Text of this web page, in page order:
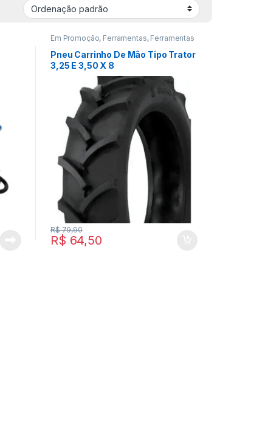
Em Promoção, Ferramentas, Ferramentas
de Transporte
Pneu Carrinho De Mão Tipo Trator
3,25 E 3,50 X 8
R$ 64,50
R$79,90